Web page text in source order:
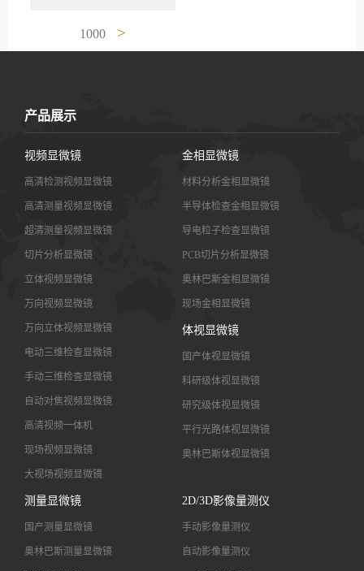
1000 >
产品展示
视频显微镜
高清检测视频显微镜
高清测量视频显微镜
超清测量视频显微镜
切片分析显微镜
立体视频显微镜
万向视频显微镜
万向立体视频显微镜
电动三维检查显微镜
手动三维检查显微镜
自动对焦视频显微镜
高清视频一体机
现场视频显微镜
大视场视频显微镜
大景深视频显微镜
高清镜头
金相显微镜
材料分析金相显微镜
半导体检查金相显微镜
导电粒子检查显微镜
PCB切片分析显微镜
奥林巴斯金相显微镜
现场金相显微镜
体视显微镜
国产体视显微镜
科研级体视显微镜
研究级体视显微镜
平行光路体视显微镜
奥林巴斯体视显微镜
测量显微镜
国产测量显微镜
奥林巴斯测量显微镜
2D/3D影像量测仪
手动影像量测仪
自动影像量测仪